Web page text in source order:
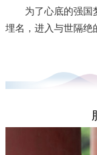
为了心底的强国梦
埋名，进入与世隔绝
中国第一颗原子弹
整整28年，许鹿